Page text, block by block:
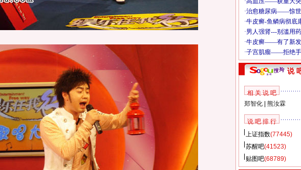
说
相 关 说 吧
郑智化| 熊汝霖
说 吧 排 行
上证指数(77445)
苏醒吧(41523)
贴图吧(68789)